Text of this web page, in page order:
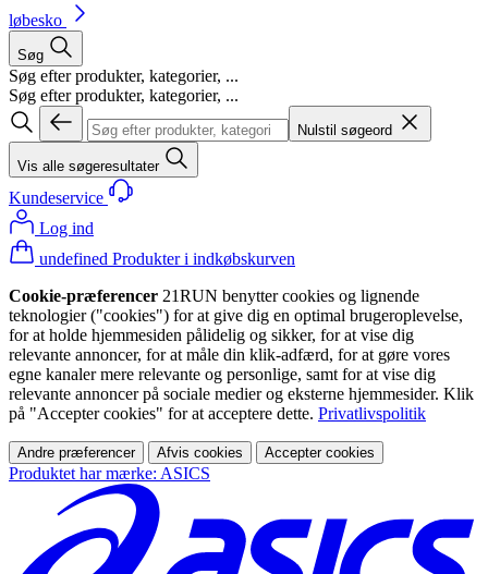
løbesko
Søg
Søg efter produkter, kategorier, ...
Søg efter produkter, kategorier, ...
Nulstil søgeord
Vis alle søgeresultater
Kundeservice
Log ind
undefined Produkter i indkøbskurven
Cookie-præferencer 21RUN benytter cookies og lignende
teknologier ("cookies") for at give dig en optimal brugeroplevelse,
for at holde hjemmesiden pålidelig og sikker, for at vise dig
relevante annoncer, for at måle din klik-adfærd, for at gøre vores
egne kanaler mere relevante og personlige, samt for at vise dig
relevante annoncer på sociale medier og eksterne hjemmesider. Klik
på "Accepter cookies" for at acceptere dette. Privatlivspolitik
Andre præferencer Afvis cookies Accepter cookies
Produktet har mærke: ASICS